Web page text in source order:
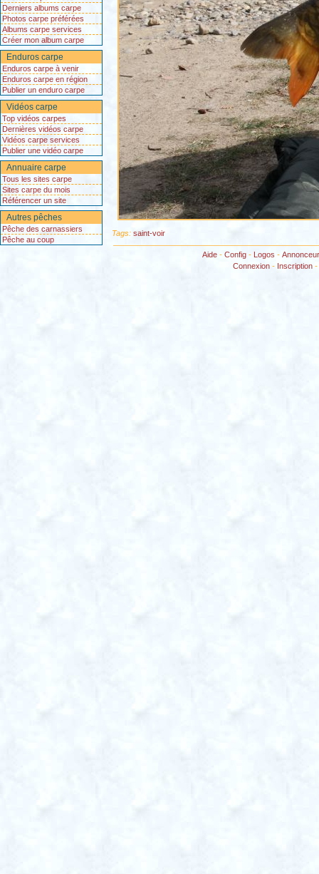
Derniers albums carpe
Photos carpe préférées
Albums carpe services
Créer mon album carpe
Enduros carpe
Enduros carpe à venir
Enduros carpe en région
Publier un enduro carpe
Vidéos carpe
Top vidéos carpes
Dernières vidéos carpe
Vidéos carpe services
Publier une vidéo carpe
Annuaire carpe
Tous les sites carpe
Sites carpe du mois
Référencer un site
Autres pêches
Pêche des carnassiers
Pêche au coup
Tags: saint-voir
Aide- Config- Logos -
Connexion - Inscription -